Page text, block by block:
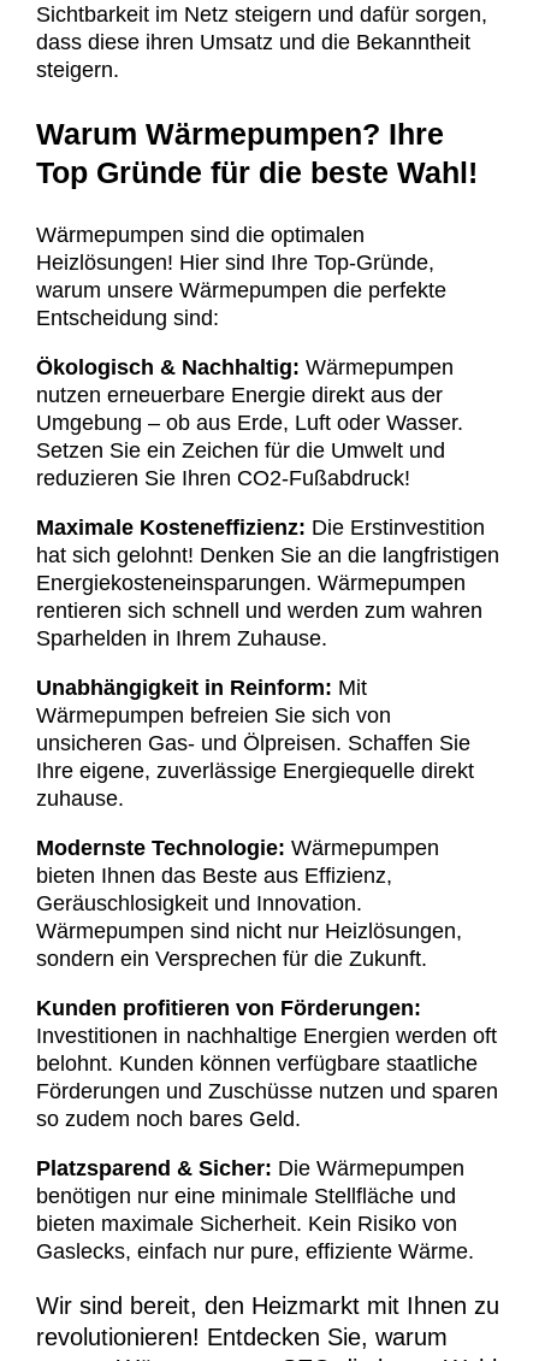
Sichtbarkeit im Netz steigern und dafür sorgen,
dass diese ihren Umsatz und die Bekanntheit
steigern.
Warum Wärmepumpen? Ihre
Top Gründe für die beste Wahl!
Wärmepumpen sind die optimalen
Heizlösungen! Hier sind Ihre Top-Gründe,
warum unsere Wärmepumpen die perfekte
Entscheidung sind:
Ökologisch & Nachhaltig: Wärmepumpen
nutzen erneuerbare Energie direkt aus der
Umgebung – ob aus Erde, Luft oder Wasser.
Setzen Sie ein Zeichen für die Umwelt und
reduzieren Sie Ihren CO2-Fußabdruck!
Maximale Kosteneffizienz: Die Erstinvestition
hat sich gelohnt! Denken Sie an die langfristigen
Energiekosteneinsparungen. Wärmepumpen
rentieren sich schnell und werden zum wahren
Sparhelden in Ihrem Zuhause.
Unabhängigkeit in Reinform: Mit
Wärmepumpen befreien Sie sich von
unsicheren Gas- und Ölpreisen. Schaffen Sie
Ihre eigene, zuverlässige Energiequelle direkt
zuhause.
Modernste Technologie: Wärmepumpen
bieten Ihnen das Beste aus Effizienz,
Geräuschlosigkeit und Innovation.
Wärmepumpen sind nicht nur Heizlösungen,
sondern ein Versprechen für die Zukunft.
Kunden profitieren von Förderungen:
Investitionen in nachhaltige Energien werden oft
belohnt. Kunden können verfügbare staatliche
Förderungen und Zuschüsse nutzen und sparen
so zudem noch bares Geld.
Platzsparend & Sicher: Die Wärmepumpen
benötigen nur eine minimale Stellfläche und
bieten maximale Sicherheit. Kein Risiko von
Gaslecks, einfach nur pure, effiziente Wärme.
Wir sind bereit, den Heizmarkt mit Ihnen zu
revolutionieren! Entdecken Sie, warum